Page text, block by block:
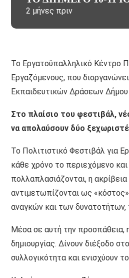
2 μήνες πριν
Το Εργατοϋπαλληλικό Κέντρο
Εργαζόμενους, που
Εκπαιδευτικών Δράσεων
Στο πλαίσιο του φεστιβάλ,
να απολαύσουν δύο
Το Πολιτιστικό Φεστιβάλ για
κάθε χρόνο το περιεχόμενο
πολλαπλασιάζονται, η
αντιμετωπίζονται ως
αναγκών και των δυνατοτήτων,
Μέσα σε αυτή την προσπάθεια,
δημιουργίας. Δίνουν διέξοδο
συλλογικότητα και ενισχύουν